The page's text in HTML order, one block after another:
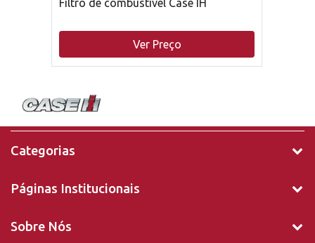
Filtro de combustível Case IH
Ver Preço
Categorias
Páginas Institucionais
Sobre Nós